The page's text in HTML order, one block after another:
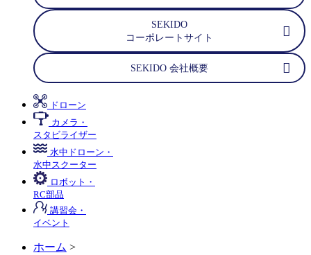
SEKIDO
コーポレートサイト
SEKIDO 会社概要
ドローン
カメラ・
スタビライザー
水中ドローン・
水中スクーター
ロボット・
RC部品
講習会・
イベント
ホーム >